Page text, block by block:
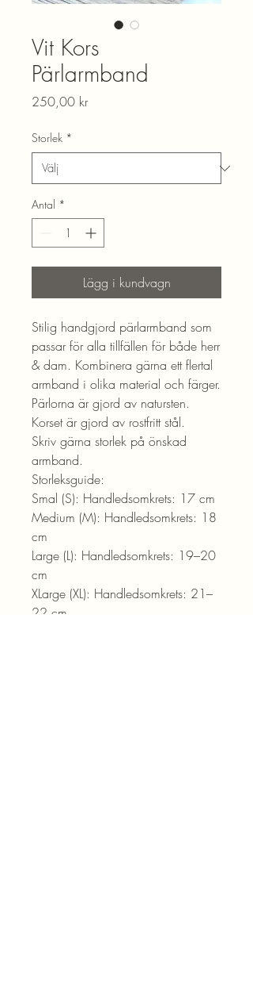
Vit Kors
Pärlarmband
250,00 krPris
Storlek *
Antal *
Lägg i kundvagn
Stilig handgjord pärlarmband som
passar för alla tillfällen för både herr
& dam. Kombinera gärna ett flertal
armband i olika material och färger.
Pärlorna är gjord av natursten.
Korset är gjord av rostfritt stål.
Skriv gärna storlek på önskad
armband.
Storleksguide:
Smal (S): Handledsomkrets: 17 cm
Medium (M): Handledsomkrets: 18
cm
Large (L): Handledsomkrets: 19–20
cm
XLarge (XL): Handledsomkrets: 21–
22 cm